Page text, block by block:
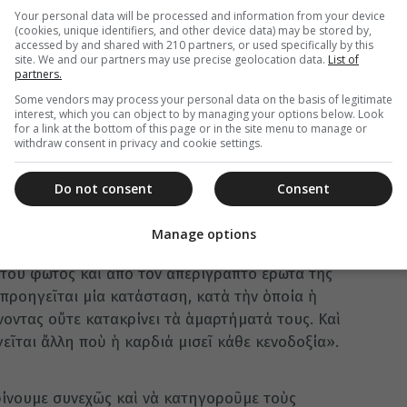
του. Στο ερημητήριό του, μεστός θείων
κωδικοποίησε την ασκητική του – νηπτική
έργο του ¨Κλίμαξ¨, η οποία πρωτύτερα
το οποίο έμελλε να αποτελέσει την πνευματική
μεταγενέστερων αιώνων.
καθένας από τους οποίους σηματοδοτεί
καθώς κάθε βαθμίδα ανταποκρίνεται σε
«Ἐλπίς, Πίστις, Ἀγάπη». Εξέχουσα θέση
η ταπείνωση σε συνδυασμό με την υπακοή και
γράφει χαρακτηριστικά «Θὰ γνωρίσεις
σου τὴν ὁσία αὐτὴ οὐσία, δηλαδὴ τὴν
φωτὸς καὶ ἀπὸ τὸν ἀπερίγραπτο ἔρωτα τῆς
μία κατάσταση, κατὰ τὴν ὁποία ἡ
οὔτε κατακρίνει τὰ ἁμαρτήματά τους. Καὶ
ἄλλη ποὺ ἡ καρδιά μισεῖ κάθε κενοδοξία».
συνεχῶς καὶ νὰ κατηγοροῦμε τοὺς
Your personal data will be processed and information from your device
(cookies, unique identifiers, and other device data) may be stored by,
accessed by and shared with 210 partners, or used specifically by this
site. We and our partners may use precise geolocation data. List of
partners.
Some vendors may process your personal data on the basis of legitimate
interest, which you can object to by managing your options below. Look
for a link at the bottom of this page or in the site menu to manage or
withdraw consent in privacy and cookie settings.
Consent
Do not consent
Manage options